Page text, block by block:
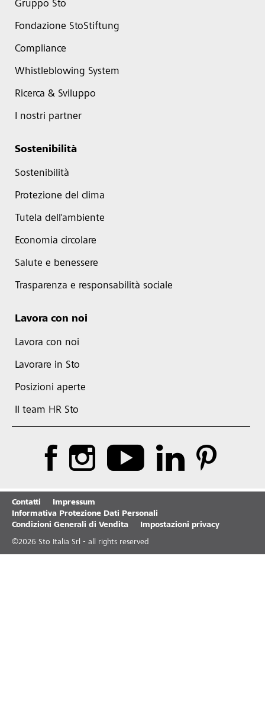
Gruppo Sto
Fondazione StoStiftung
Compliance
Whistleblowing System
Ricerca & Sviluppo
I nostri partner
Sostenibilità
Sostenibilità
Protezione del clima
Tutela dell'ambiente
Economia circolare
Salute e benessere
Trasparenza e responsabilità sociale
Lavora con noi
Lavora con noi
Lavorare in Sto
Posizioni aperte
Il team HR Sto
Contatti
Impressum
Informativa Protezione Dati Personali
Condizioni Generali di Vendita
Impostazioni privacy
©2026 Sto Italia Srl - all rights reserved